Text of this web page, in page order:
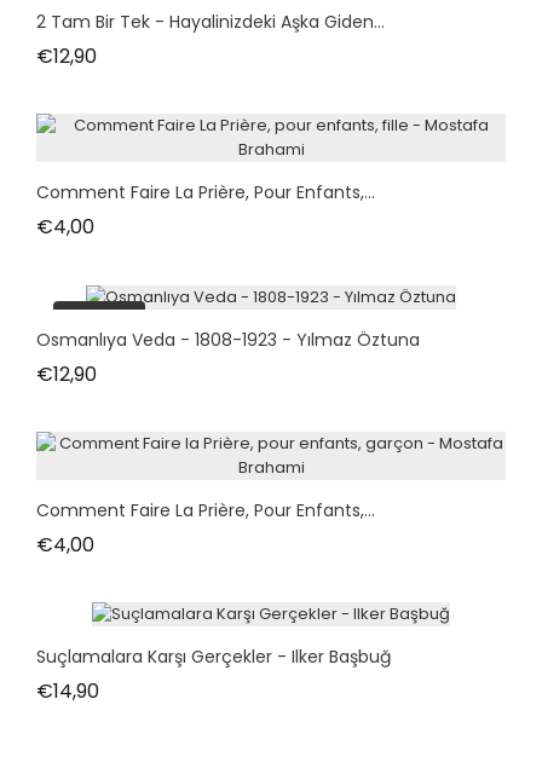
2 Tam Bir Tek - Hayalinizdeki Aşka Giden...
€12,90Fiyat
Comment Faire La Prière, Pour Enfants,...
€4,00Fiyat
tükendi
Osmanlıya Veda - 1808-1923 - Yılmaz Öztuna
€12,90Fiyat
Comment Faire La Prière, Pour Enfants,...
€4,00Fiyat
Suçlamalara Karşı Gerçekler - Ilker Başbuğ
€14,90Fiyat